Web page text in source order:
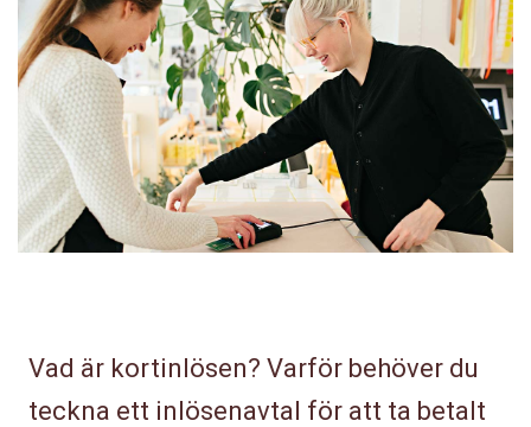
Vad är kortinlösen? Varför behöver du
teckna ett inlösenavtal för att ta betalt